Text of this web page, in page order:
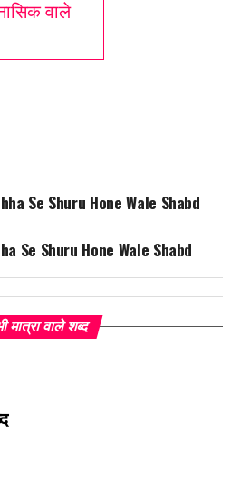
वाले
Se Shuru Hone Wale Shabd
Se Shuru Hone Wale Shabd
मात्रा वाले शब्द